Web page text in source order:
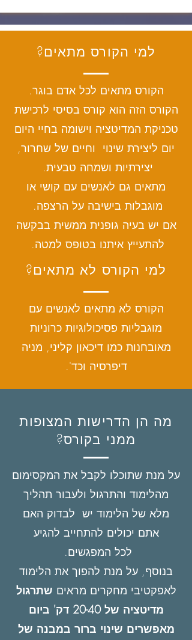
למי הקורס מתאים?
הקורס מתאים לכל אדם בוגר.
הקורס הזה הוא קורס בסיסי לרכישת
טכניקת המדיטציה וישומה בחיי היום
יום ליצירת שינוי וחיים של שחרור,
יצירתיות ושמחה טבעית.
מתאים גם לאנשים עם קושי או
מוגבלות בישיבה על הרצפה.
אם יש בעיה גופנית ממשית בבקשה
להתעייץ איתנו בטופס למטה.
למי הקורס לא מתאים?
הקורס לא מתאים לאנשים עם
מוגבליות פסיכולוגיות כרוניות
מאובחנות כמו דיכאון קליני, מניה
דיפרסיה וכד'.
מה הן הדרישות המצופות
ממני בקורס?
על מנת שתוכלו לקבל את המקסימום
מהלימוד והתרגול ולעבור תהליך
מלא של הלימוד יש לבדוק האם
אתם יכולים להתחייב להגיע
לכל המפגשים.
בנוסף, על מנת להפוך את הלימוד
לאפקטיבי מחקרים מראים שתרגול
מדיטציה של 20-40 דק' ביום
מאפשרים שינוי ברור במבנה של